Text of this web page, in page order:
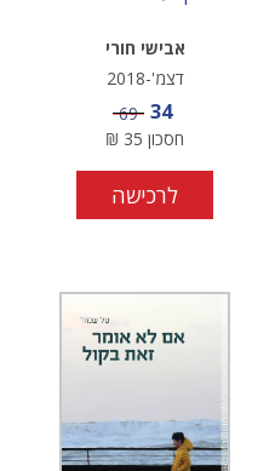
אבישי חורי
דצמ'-2018
מחיר מבצע
34 מחיר
69
חסכון 35
₪
לרכישה